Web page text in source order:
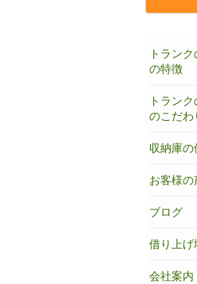
トラン
の特徴
トラン
のこだわ
収納庫の
お客様の
ブログ
借り上げ
会社案内